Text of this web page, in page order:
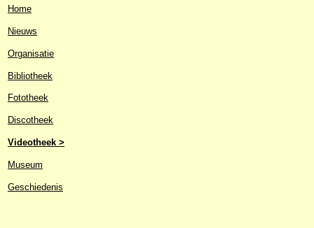
Home
Nieuws
Organisatie
Bibliotheek
Fototheek
Discotheek
Videotheek >
Museum
Geschiedenis